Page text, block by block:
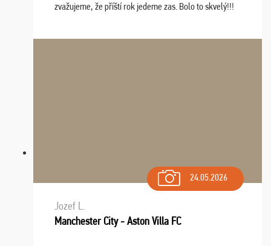
zvažujeme, že příští rok jedeme zas. Bolo to skvelý!!!
24.05.2026
Jozef L.
Manchester City - Aston Villa FC